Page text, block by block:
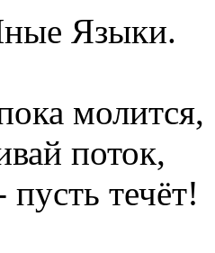
Языки.
молится,
поток,
пусть течёт!